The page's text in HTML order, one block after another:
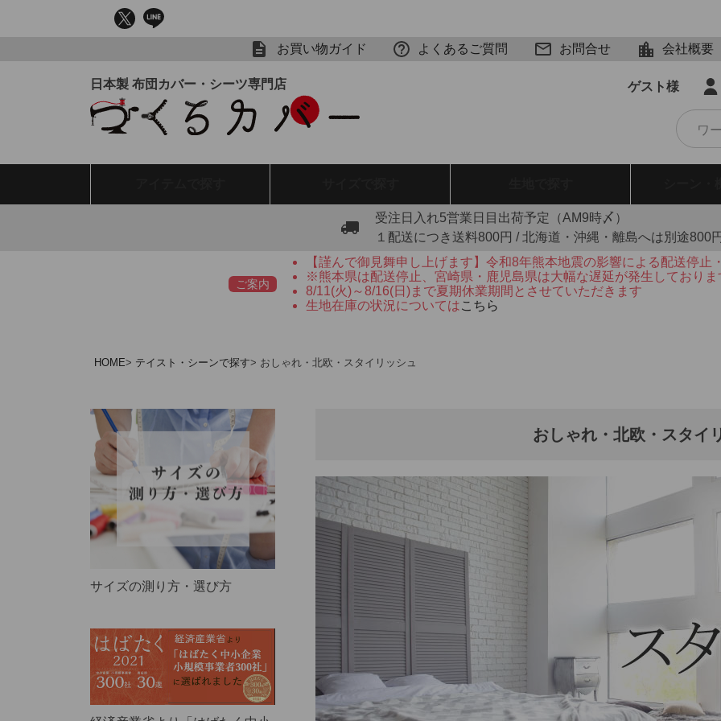
お買い物ガイド よくあるご質問 お問合せ 会社概要
ゲスト様
受注日入れ5営業日目出荷予定（AM9時〆）
１配送につき送料800円 / 北海道・沖縄・離島へは別途800
ご案内
【謹んで御見舞申し上げます】令和8年熊本地震の影響による配送停止
※熊本県は配送停止、宮崎県・鹿児島県は大幅な遅延が発生しておりま
8/11(火)～8/16(日)まで夏期休業期間とさせていただきます
生地在庫の状況についてはこちら
HOME テイスト・シーンで探す おしゃれ・北欧・スタイリッシュ
サイズの測り方・選び方
おしゃれ・北欧・スタイ